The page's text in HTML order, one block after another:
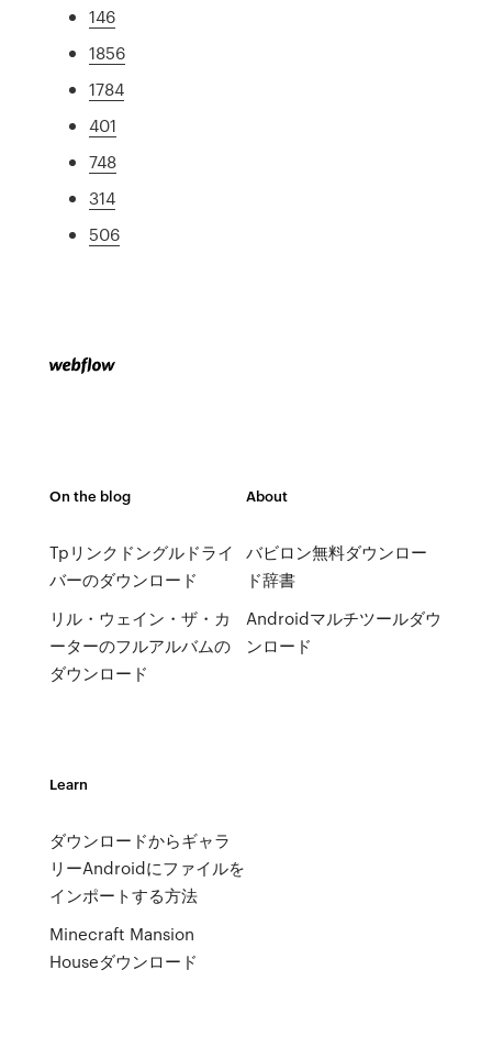
146
1856
1784
401
748
314
506
On the blog
Tpリンクドングルドライ
バーのダウンロード
リル・ウェイン・ザ・カ
ーターのフルアルバムの
ダウンロード
About
バビロン無料ダウンロー
ド辞書
Androidマルチツールダウ
ンロード
Learn
ダウンロードからギャラ
リーAndroidにファイルを
インポートする方法
Minecraft Mansion
Houseダウンロード